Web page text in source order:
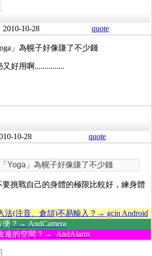
2010-10-28 quote
」為幌子好像賺了不少錢
好用啊...............
10-28 quote
Yoga」為幌子好像賺了不少錢
挑戰自己的身體的極限比較好，練身體
法(注音、倉頡)不易輸入？→ gcin Android
？→ AndCamera
進的空間？→ AndAlarm